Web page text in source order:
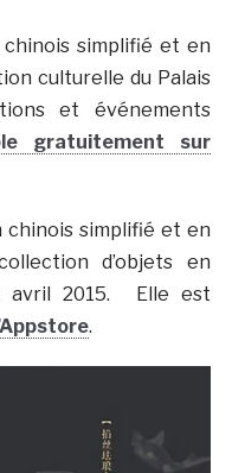
simplifié et en
culturelle du Palais
et événements
gratuitement sur
chinois simplifié et en
d’objets en
avril 2015. Elle est
.